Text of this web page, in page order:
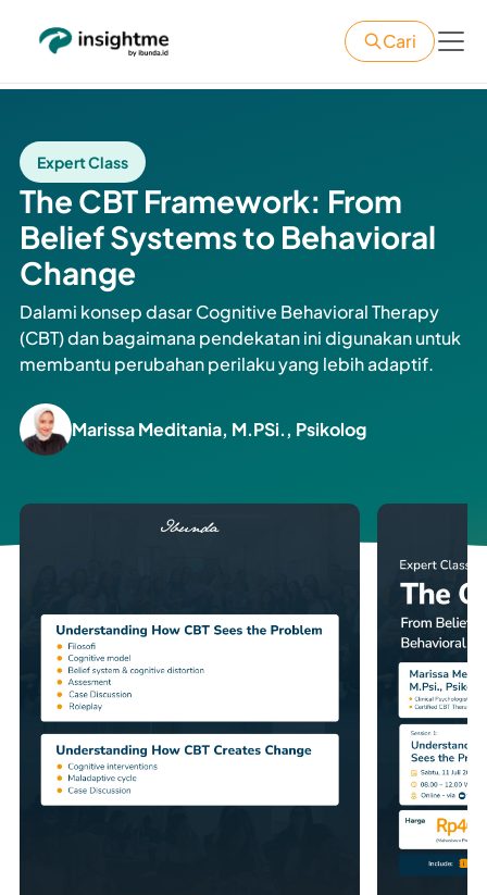
Cari
Expert Class
The CBT Framework: From
Belief Systems to Behavioral
Change
Dalami konsep dasar Cognitive Behavioral Therapy
(CBT) dan bagaimana pendekatan ini digunakan untuk
membantu perubahan perilaku yang lebih adaptif.
Marissa Meditania, M.PSi., Psikolog